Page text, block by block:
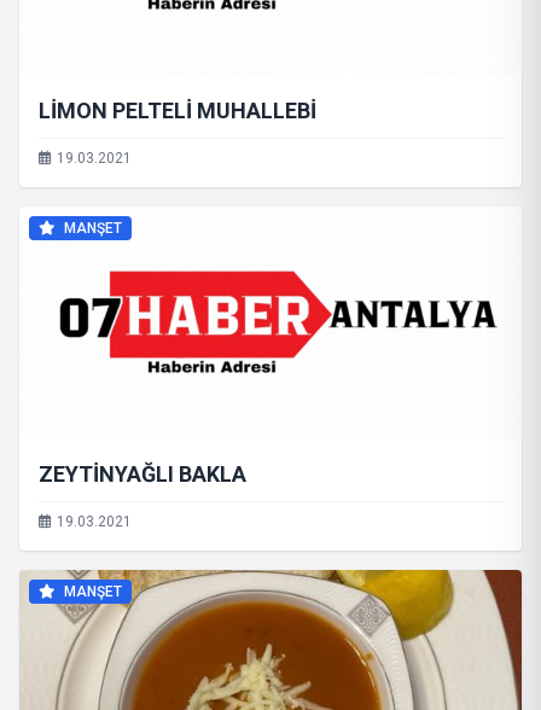
LİMON PELTELİ MUHALLEBİ
19.03.2021
MANŞET
ZEYTİNYAĞLI BAKLA
19.03.2021
MANŞET